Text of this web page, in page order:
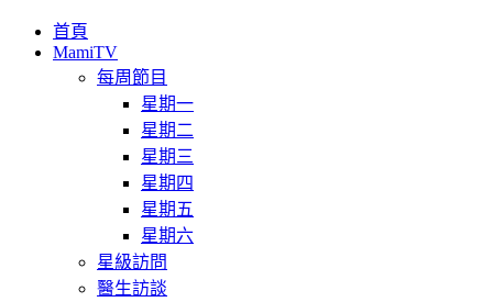
首頁
MamiTV
每周節目
星期一
星期二
星期三
星期四
星期五
星期六
星級訪問
醫生訪談